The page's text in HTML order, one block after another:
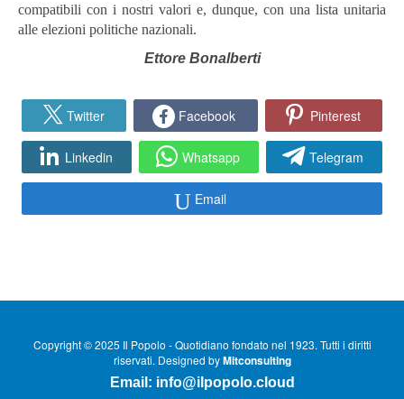
compatibili con i nostri valori e, dunque, con una lista unitaria
alle elezioni politiche nazionali.
Ettore Bonalberti
Twitter Facebook Pinterest
Linkedin Whatsapp Telegram
Email
Copyright © 2025 Il Popolo - Quotidiano fondato nel 1923. Tutti i diritti
riservati. Designed byMitconsulting
Email: info@ilpopolo.cloud